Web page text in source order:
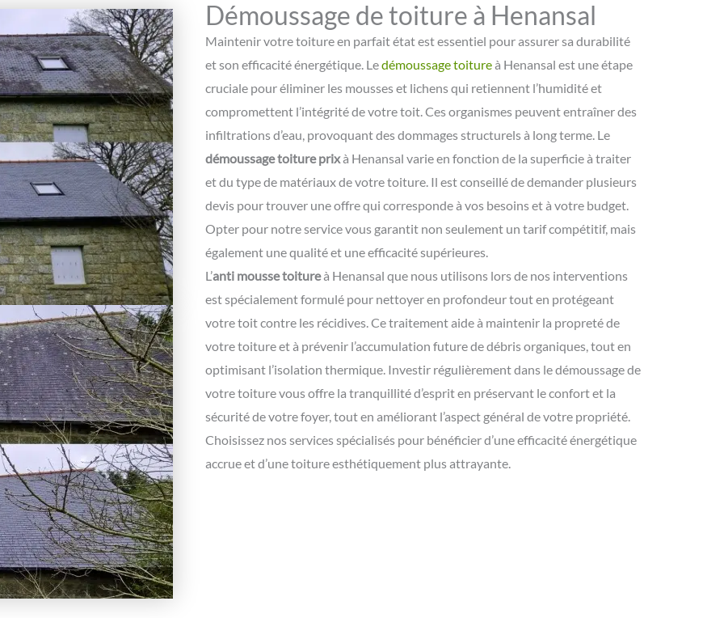
Démoussage de toiture à Henansal
Maintenir votre toiture en parfait état est essentiel pour assurer sa durabilité
et son efficacité énergétique. Ledémoussage toitureà Henansal est une étape
cruciale pour éliminer les mousses et lichens qui retiennent l’humidité et
compromettent l’intégrité de votre toit. Ces organismes peuvent entraîner des
infiltrations d’eau, provoquant des dommages structurels à long terme. Le
démoussage toiture prixà Henansal varie en fonction de la superficie à traiter
et du type de matériaux de votre toiture. Il est conseillé de demander plusieurs
devis pour trouver une offre qui corresponde à vos besoins et à votre budget.
Opter pour notre service vous garantit non seulement un tarif compétitif, mais
également une qualité et une efficacité supérieures.
L’anti mousse toitureà Henansal que nous utilisons lors de nos interventions
est spécialement formulé pour nettoyer en profondeur tout en protégeant
votre toit contre les récidives. Ce traitement aide à maintenir la propreté de
votre toiture et à prévenir l’accumulation future de débris organiques, tout en
optimisant l’isolation thermique. Investir régulièrement dans le démoussage de
votre toiture vous offre la tranquillité d’esprit en préservant le confort et la
sécurité de votre foyer, tout en améliorant l’aspect général de votre propriété.
Choisissez nos services spécialisés pour bénéficier d’une efficacité énergétique
accrue et d’une toiture esthétiquement plus attrayante.